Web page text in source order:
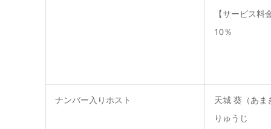
【サービス料
10％
ナンバー入りホスト
天城 葵（あま
りゅうじ